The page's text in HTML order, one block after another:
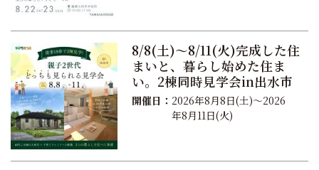
8/8(土)～8/11(火)完成した住
まいと、暮らし始めた住ま
い。2棟同時見学会in出水市
開催日： 2026年8月8日(土)～2026
年8月11日(火)